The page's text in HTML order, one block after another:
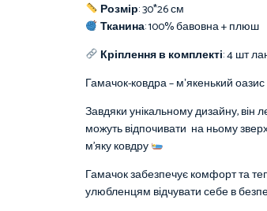
Розмір: 30*26 см
Тканина:100%бавовна + плюш
Кріплення в комплекті: 4 шт
Гамачок-ковдра – мʼякенький
Завдяки унікальному дизайну, він
можуть відпочивати на ньому
м’яку ковдру
Гамачок забезпечує комфорт та
улюбленцям відчувати себе в